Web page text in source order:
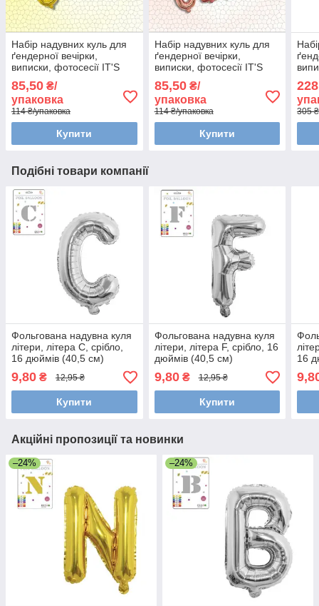
Набір надувних куль для
ґендерної вечірки,
виписки, фотосесії IT'S
85,50 ₴/
упаковка
114 ₴/упаковка
Купити
Набір надувних куль для
ґендерної вечірки,
виписки, фотосесії IT'S
85,50₴/
упаковка
114 ₴/упаковка
Купити
305
Подібні товари компанії
Фольгована надувна куля
літери, літера C, срібло,
16 дюймів (40,5 см)
9,80 ₴ 12,95 ₴
Купити
Фольгована надувна куля
літери, літера F, срібло, 16
дюймів (40,5 см)
9,80₴ 12,95 ₴
Купити
16
Акційні пропозиції та новинки
–24% –24%